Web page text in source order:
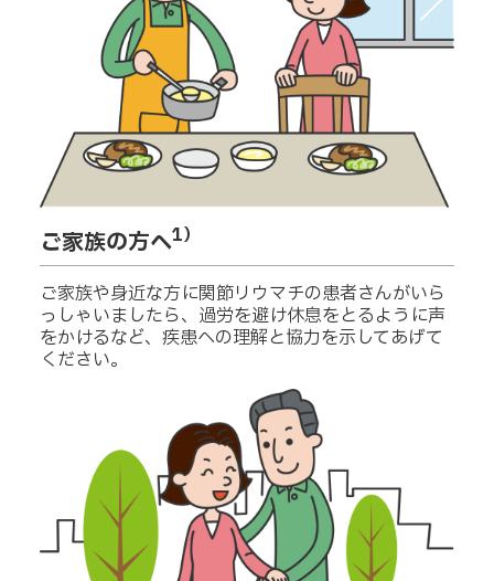
ご家族の方へ1）
ご家族や身近な方に関節リウマチの患者さんがいら
っしゃいましたら、過労を避け休息をとるように声
をかけるなど、疾患への理解と協力を示してあげて
ください。